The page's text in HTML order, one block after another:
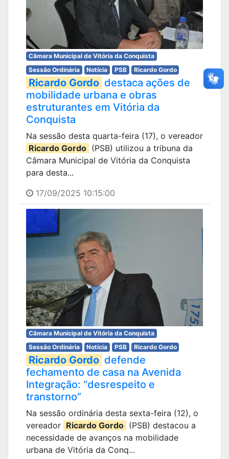
Câmara Municipal de Vitória da Conquista
Sessão Ordinária
Notícia PSB Ricardo Gordo
Ricardo Gordo destaca ações de
mobilidade urbana e obras
estruturantes em Vitória da
Conquista
Na sessão desta quarta-feira (17), o vereador
Ricardo Gordo (PSB) utilizou a tribuna da
Câmara Municipal de Vitória da Conquista
para desta...
17/09/2025 10:15:00
Câmara Municipal de Vitória da Conquista
Sessão Ordinária
Notícia PSB Ricardo Gordo
Ricardo Gordo defende
fechamento de casa na Avenida
Integração: “desrespeito e
transtorno”
Na sessão ordinária desta sexta-feira (12), o
vereador Ricardo Gordo (PSB) destacou a
necessidade de avanços na mobilidade
urbana de Vitória da Conq...